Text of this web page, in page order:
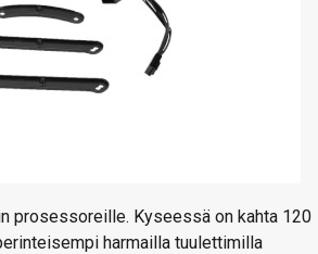
prosessoreille. Kyseessä on kahta 120
harmailla tuulettimilla